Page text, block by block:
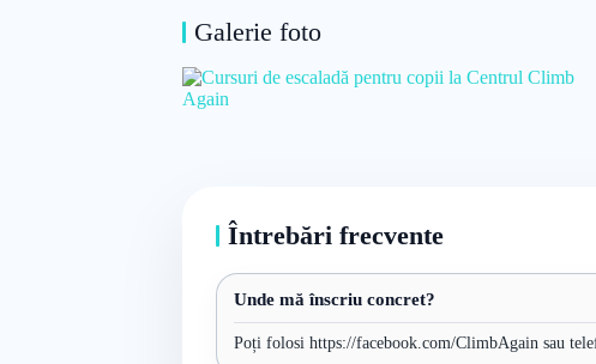
Galerie foto
Întrebări frecvente
Unde mă înscriu concret?
Poți folosi https://facebook.com/ClimbAgain sau